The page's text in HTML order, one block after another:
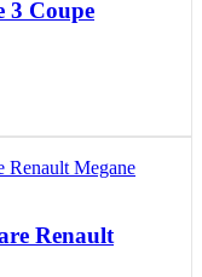
3 Coupe
Renault